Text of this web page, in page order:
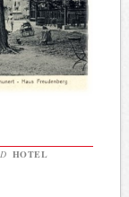
HOTEL